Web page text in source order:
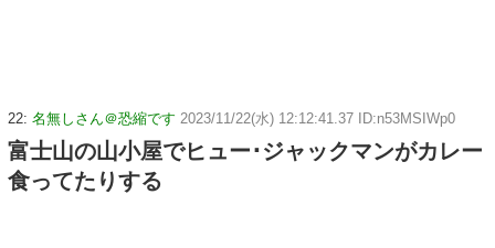
22: 名無しさん＠恐縮です 2023/11/22(水) 12:12:41.37 ID:n53MSIWp0
富士山の山小屋でヒュー･ジャックマンがカレー
食ってたりする